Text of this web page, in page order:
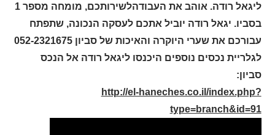
ליגאל רודה. אוהב את העבודהלשירותכם, מומחה מספר 1
בסביו. יגאל רודה יוביל אתכם לעסקה הנכונה, שתפתח
עבורכם את שערי היוקרה והאיכות של סביון 052-2321675
לגלריית נכסים נוספים היכנסו ליגאל רודה אל הנכס
סביון:
http://el-haneches.co.il/index.php?
type=branch&id=91